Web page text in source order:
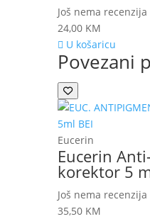
Još nema recenzija
24,00 KM
U košaricu
Povezani
Eucerin
Eucerin
korektor 5
Još nema recenzija
35,50 KM